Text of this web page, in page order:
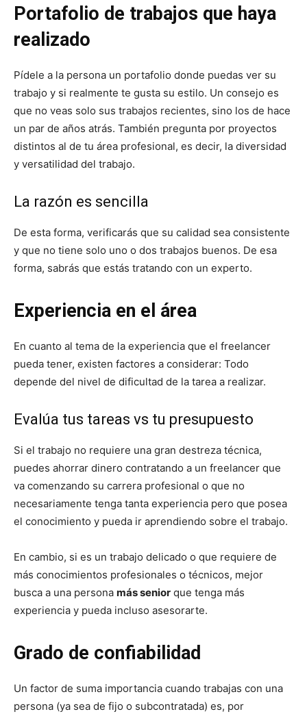
Portafolio de trabajos que haya
realizado
Pídele a la persona un portafolio donde puedas ver su
trabajo y si realmente te gusta su estilo. Un consejo es
que no veas solo sus trabajos recientes, sino los de hace
un par de años atrás. También pregunta por proyectos
distintos al de tu área profesional, es decir, la diversidad
y versatilidad del trabajo.
La razón es sencilla
De esta forma, verificarás que su calidad sea consistente
y que no tiene solo uno o dos trabajos buenos. De esa
forma, sabrás que estás tratando con un experto.
Experiencia en el área
En cuanto al tema de la experiencia que el freelancer
pueda tener, existen factores a considerar: Todo
depende del nivel de dificultad de la tarea a realizar.
Evalúa tus tareas vs tu presupuesto
Si el trabajo no requiere una gran destreza técnica,
puedes ahorrar dinero contratando a un freelancer que
va comenzando su carrera profesional o que no
necesariamente tenga tanta experiencia pero que posea
el conocimiento y pueda ir aprendiendo sobre el trabajo.
En cambio, si es un trabajo delicado o que requiere de
más conocimientos profesionales o técnicos, mejor
busca a una persona más senior que tenga más
experiencia y pueda incluso asesorarte.
Grado de confiabilidad
Un factor de suma importancia cuando trabajas con una
persona (ya sea de fijo o subcontratada) es, por